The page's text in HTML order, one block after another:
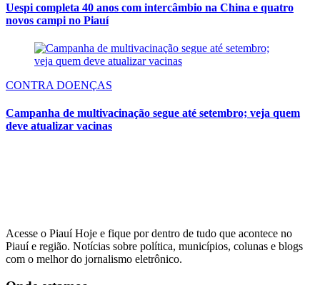
Uespi completa 40 anos com intercâmbio na China e quatro
novos campi no Piauí
CONTRA DOENÇAS
Campanha de multivacinação segue até setembro; veja quem
deve atualizar vacinas
Acesse o Piauí Hoje e fique por dentro de tudo que acontece no
Piauí e região. Notícias sobre política, municípios, colunas e blogs
com o melhor do jornalismo eletrônico.